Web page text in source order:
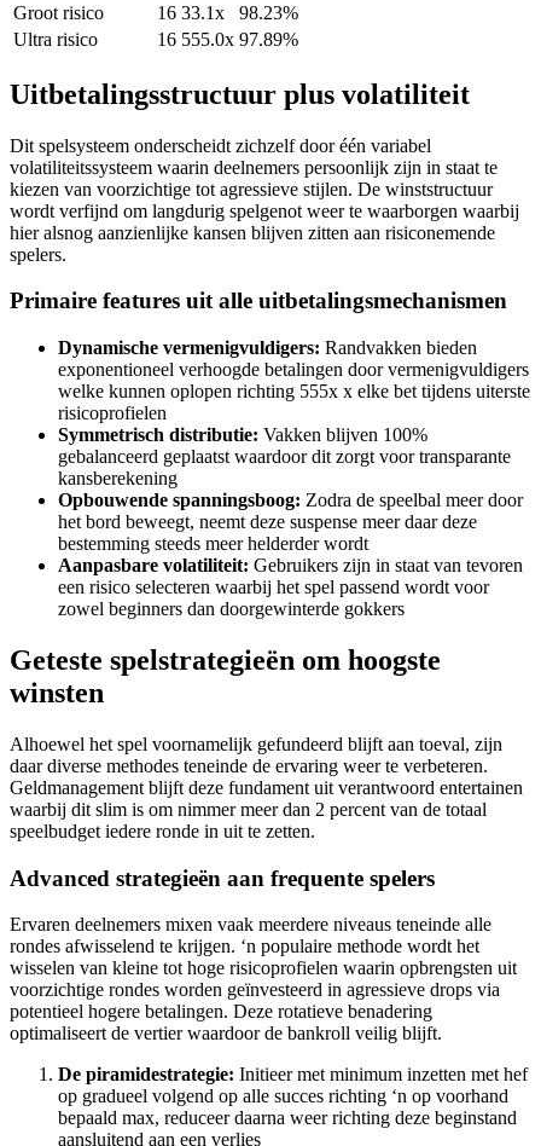
Groot risico
16 33.1x
98.23%
Ultra risico
16 555.0x 97.89%
Uitbetalingsstructuur plus volatiliteit
Dit spelsysteem onderscheidt zichzelf door één variabel
volatiliteitssysteem waarin deelnemers persoonlijk zijn in staat te
kiezen van voorzichtige tot agressieve stijlen. De winststructuur
wordt verfijnd om langdurig spelgenot weer te waarborgen waarbij
hier alsnog aanzienlijke kansen blijven zitten aan risiconemende
spelers.
Primaire features uit alle uitbetalingsmechanismen
Dynamische vermenigvuldigers: Randvakken bieden
exponentioneel verhoogde betalingen door vermenigvuldigers
welke kunnen oplopen richting 555x x elke bet tijdens uiterste
risicoprofielen
Symmetrisch distributie: Vakken blijven 100%
gebalanceerd geplaatst waardoor dit zorgt voor transparante
kansberekening
Opbouwende spanningsboog: Zodra de speelbal meer door
het bord beweegt, neemt deze suspense meer daar deze
bestemming steeds meer helderder wordt
Aanpasbare volatiliteit: Gebruikers zijn in staat van tevoren
een risico selecteren waarbij het spel passend wordt voor
zowel beginners dan doorgewinterde gokkers
Geteste spelstrategieën om hoogste
winsten
Alhoewel het spel voornamelijk gefundeerd blijft aan toeval, zijn
daar diverse methodes teneinde de ervaring weer te verbeteren.
Geldmanagement blijft deze fundament uit verantwoord entertainen
waarbij dit slim is om nimmer meer dan 2 percent van de totaal
speelbudget iedere ronde in uit te zetten.
Advanced strategieën aan frequente spelers
Ervaren deelnemers mixen vaak meerdere niveaus teneinde alle
rondes afwisselend te krijgen. ‘n populaire methode wordt het
wisselen van kleine tot hoge risicoprofielen waarin opbrengsten uit
voorzichtige rondes worden geïnvesteerd in agressieve drops via
potentieel hogere betalingen. Deze rotatieve benadering
optimaliseert de vertier waardoor de bankroll veilig blijft.
De piramidestrategie: Initieer met minimum inzetten met hef
op gradueel volgend op alle succes richting ‘n op voorhand
bepaald max, reduceer daarna weer richting deze beginstand
aansluitend aan een verlies